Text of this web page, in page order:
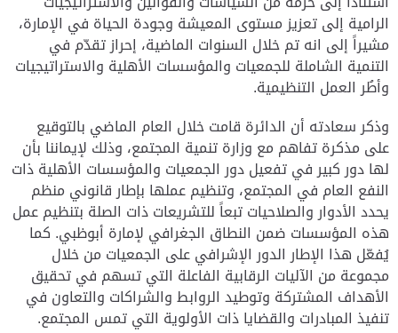
الرامية إلى تعزيز مستوى المعيشة وجودة الحياة في الإمارة،
مشيراً إلى انه تم خلال السنوات الماضية، إحراز تقدّم في
التنمية الشاملة للجمعيات والمؤسسات الأهلية والاستراتيجيات
وأطُر العمل التنظيمية.
وذكر سعادته أن الدائرة قامت خلال العام الماضي بالتوقيع
على مذكرة تفاهم مع وزارة تنمية المجتمع، وذلك لإيماننا بأن
لها دور كبير في تفعيل دور الجمعيات والمؤسسات الأهلية ذات
النفع العام في المجتمع، وتنظيم عملها بإطار قانوني منظم
يحدد الأدوار والصلاحيات تبعاً للتشريعات ذات الصلة بتنظيم عمل
هذه المؤسسات ضمن النطاق الجغرافي لإمارة أبوظبي. كما
يُفعّل هذا الإطار الدور الإشرافي على الجمعيات من خلال
مجموعة من الآليات الرقابية الفاعلة التي تسهم في تحقيق
الأهداف المشتركة وتوطيد الروابط والشراكات والتعاون في
تنفيذ المبادرات والقضايا ذات الأولوية التي تمس المجتمع.